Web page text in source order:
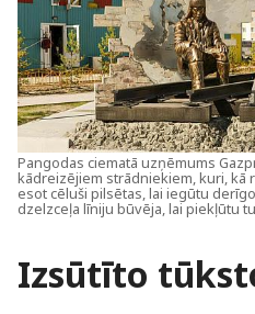
Pangodas ciematā uzņēmums
kādreizējiem strādniekiem, kuri, kā
esot cēluši pilsētas, lai iegūtu
dzelzceļa līniju būvēja, lai piekļūtu
Izsūtīto